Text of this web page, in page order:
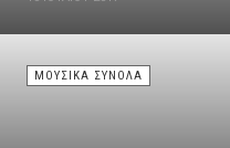
ΜΟΥΣΙΚΆ ΣΎΝΟΛΑ